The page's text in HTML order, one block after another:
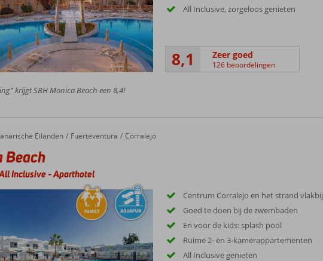
All Inclusive, zorgeloos genieten
8,1 Zeer goed
126 beoordelingen
krijgt SBH Monica Beach een 8,4!
Eilanden Fuerteventura Corralejo
Beach
Inclusive-Aparthotel
Centrum Corralejo en het strand vlakbij
Goed te doen bij de zwembaden
En voor de kids: splash pool
Ruime 2- en 3-kamerappartementen
All Inclusive genieten